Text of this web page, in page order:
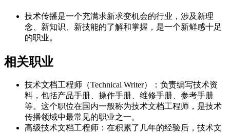
技术传播是一个充满求新求变机会的行业，涉及新理
念、新知识、新技能的了解和掌握，是一个新鲜感十足
的职业。
相关职业
技术文档工程师（Technical Writer）：负责编写技术资
料，包括产品手册、操作手册、维修手册、参考手册
等。这个职位在国内一般称为技术文档工程师，是技术
传播领域中最常见的职业之一。
高级技术文档工程师：在积累了几年的经验后，技术文